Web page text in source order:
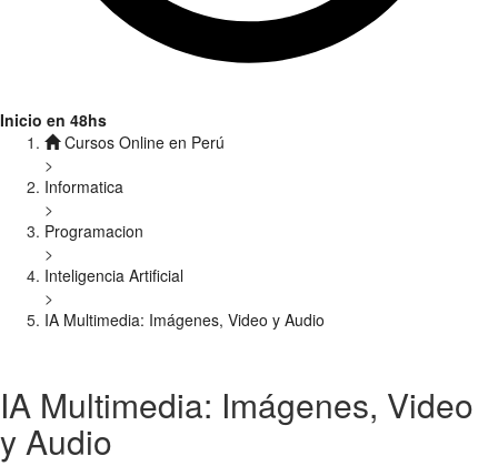
Inicio en 48hs
Cursos Online en Perú
>
Informatica
>
Programacion
>
Inteligencia Artificial
>
IA Multimedia: Imágenes, Video y Audio
IA Multimedia: Imágenes, Video
y Audio